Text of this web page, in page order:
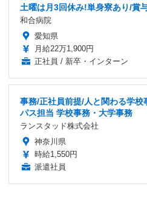
土曜は月3回休み!単身寮あり/賞
和合病院
愛知県
月給22万1,900円
正社員 / 新卒・インターン
事務/正社員前提/人と関わる学
パス担当 学校事務・大学事務
ランスタッド株式会社
神奈川県
時給1,550円
派遣社員